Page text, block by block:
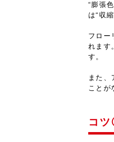
“膨張
は“収
フロー
れます
す。
また
ことが
コ